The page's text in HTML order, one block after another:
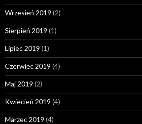
Wrzesień 2019 (2)
Sierpień 2019 (1)
Lipiec 2019 (1)
Czerwiec 2019 (4)
Maj 2019 (2)
Kwiecień 2019 (4)
Marzec 2019 (4)